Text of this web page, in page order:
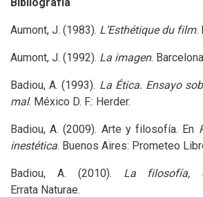
Aumont, J. (1983). L’Esthétique du film.
Aumont, J. (1992). La imagen.
Badiou, A. (1993). La Ética. Ensayo
mal. México D. F.: Herder.
Badiou, A. (2009). Arte y filosofía. En
inestética. Buenos Aires: Prometeo
Badiou, A. (2010). La filosofía,
Errata Naturae.